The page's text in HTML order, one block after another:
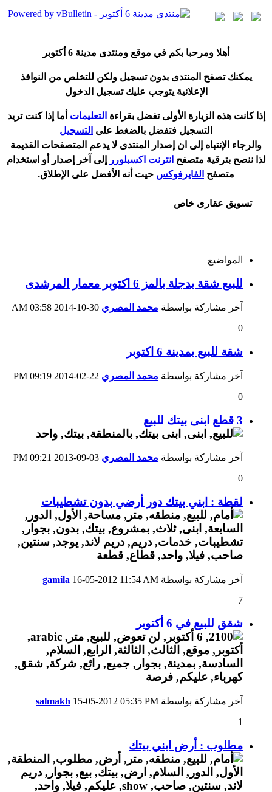
هلا ومرحبا بكم في موقع ومنتدى مدينة 6 أكتوبر
يمكنك تصفح المنتدى بدون تسجيل ولكن للتخلص من النوافذ
الإعلانية يتوجب عليك تسجيل الدخول
إذا كانت هذه الزيارة الأولى تفضل بقراءة التعليمات ما إذا كنت تريد
التسجيل فتفضل بالضغط على التسجيل
والرجاء الإنتباه إلى ان إصدار المنتدى لا يدعم المتصفحات القديمة
لذا ننصح بترقية متصفح انترنت اكسبلورر إلى آخر إصدار أو استخدام
متصفح الفايرفوكس حيت نه الأفضل على الإطلاق.
تسويق عقارى خاص
المواضيع
للبيع شقة بدجلة بالمز 6 اكتوبر معمار المرشدى
آخر مشاركة بواسطة محمد المصري
03:58 AM
0
شقة للبيع بمدينة 6 اكتوبر
آخر مشاركة بواسطة محمد المصري
09:19 PM
0
3 قطع ابنى بيتك للبيع
آخر مشاركة بواسطة محمد المصري
09:21 PM
0
لقطة : ابني بيتك دور أرضي بدون تشطيبات
آخر مشاركة بواسطة gamila 16-05-2012 11:54 AM
7
شقق للبيع في 6 أكتوبر
آخر مشاركة بواسطة salmakh 15-05-2012 05:35 PM
1
مطلوب : أرض ابني بيتك